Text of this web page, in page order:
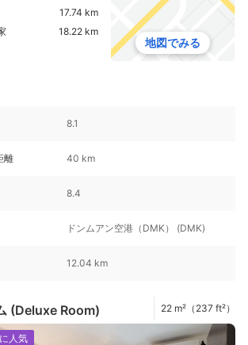
17.74 km
18.22 km
地図でみる
8.1
離 40 km
8.4
ドンムアン空港（DMK） (DMK)
12.04 km
(Deluxe Room) 22 m²（237 ft²）
人気